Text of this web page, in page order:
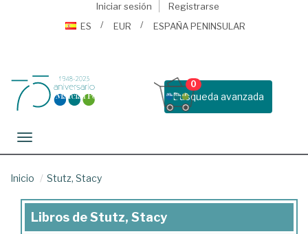
Iniciar sesión
Registrarse
ES
EUR ESPAÑA PENINSULAR
Busqueda avanzada
0
Toggle navigation
Inicio Stutz, Stacy
Libros
Libros de Stutz, Stacy